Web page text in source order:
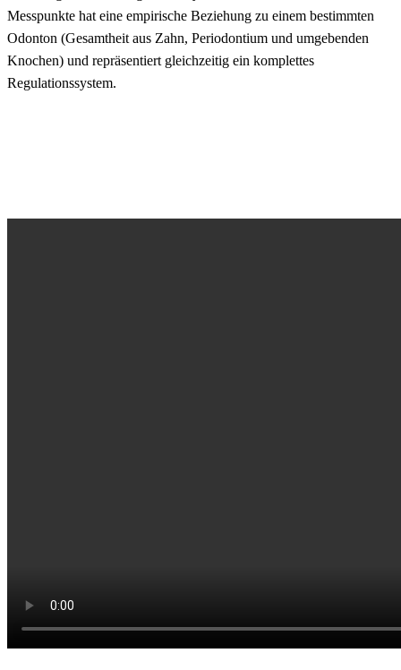
Messpunkte hat eine empirische Beziehung zu einem bestimmten
Odonton (Gesamtheit aus Zahn, Periodontium und umgebenden
Knochen) und repräsentiert gleichzeitig ein komplettes
Regulationssystem.